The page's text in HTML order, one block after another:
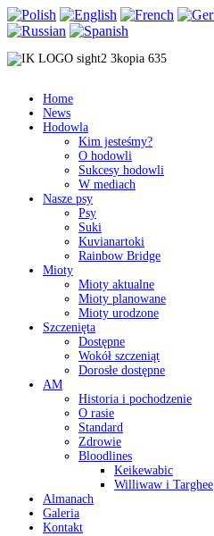
Home
News
Hodowla
Kim jesteśmy?
O hodowli
Sukcesy hodowli
W mediach
Nasze psy
Psy
Suki
Kuvianartoki
Rainbow Bridge
Mioty
Mioty aktualne
Mioty planowane
Mioty urodzone
Szczenięta
Dostępne
Wokół szczeniąt
Dorosłe dostępne
AM
Historia i pochodzenie
O rasie
Standard
Zdrowie
Bloodlines
Keikewabic
Williwaw i Targhee
Almanach
Galeria
Kontakt